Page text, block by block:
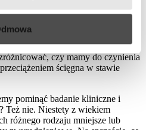
diagnozy.
takie ważne? Są konieczne
tylko badaniem klinicznym
czy mamy do czynienia
ścięgna w stawie
pominąć badanie kliniczne i
Też nie. Niestety z wiekiem
różnego rodzaju mniejsze lub